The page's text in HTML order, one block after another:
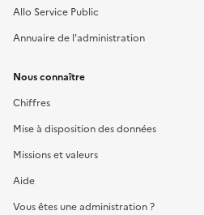
Allo Service Public
Annuaire de l'administration
Nous connaître
Chiffres
Mise à disposition des données
Missions et valeurs
Aide
Vous êtes une administration ?